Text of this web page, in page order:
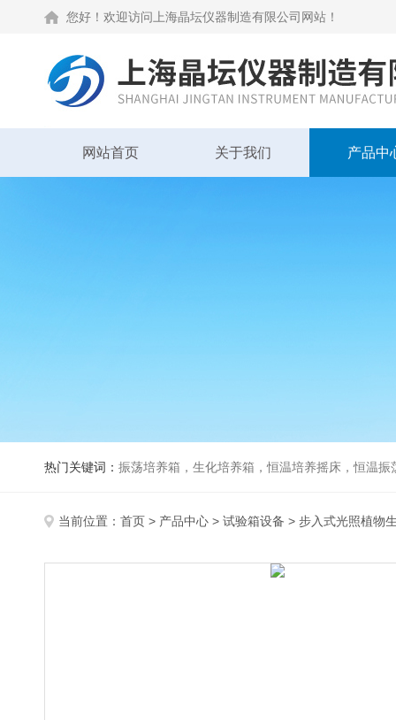
您好！欢迎访问上海晶坛仪器制造有限公司网站！
网站首页 关于我们 产品中
热门关键词： 振荡培养箱，生化培养箱，恒温培养摇床，恒温振荡器
当前位置： 首页 > 产品中心 > 试验箱设备 > 步入式光照植物